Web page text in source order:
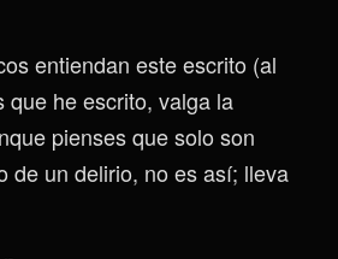
entiendan este escrito (al
que he escrito, valga la
pienses que solo son
de un delirio, no es así; lleva